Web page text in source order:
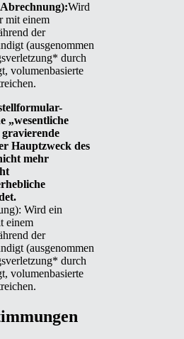
Wird
mit einem
der
(ausgenommen
durch
volumenbasierte
„wesentliche
Hauptzweck des
mehr
Wird ein
einem
der
(ausgenommen
durch
volumenbasierte